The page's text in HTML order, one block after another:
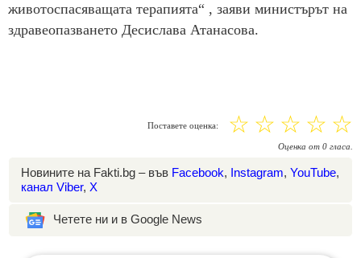
животоспасяващата терапията“ , заяви министърът на
здравеопазването Десислава Атанасова.
Поставете оценка: ☆
☆
☆
☆
☆
Оценка от 0 гласа.
Новините на Fakti.bg – във Facebook, Instagram, YouTube,
канал Viber, X
Четете ни и в Google News